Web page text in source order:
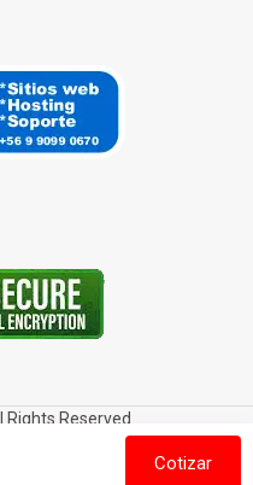
Rights Reserved
Política de privacidad
Política de Cookies
Cotizar